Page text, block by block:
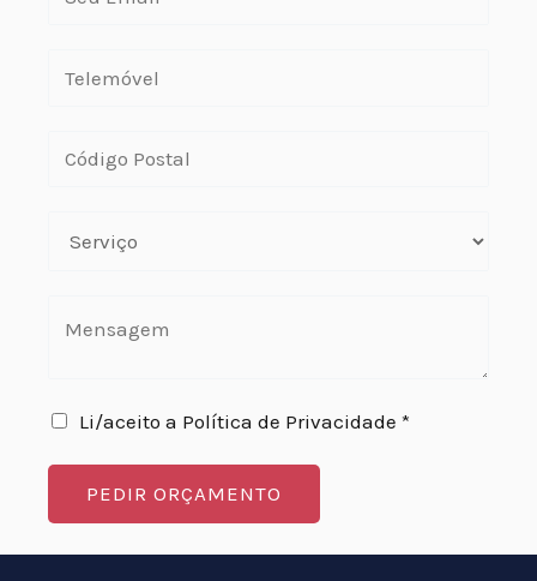
Li/aceito a Política de Privacidade *
PEDIR ORÇAMENTO